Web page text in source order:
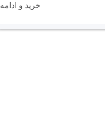
خرید و ادامه